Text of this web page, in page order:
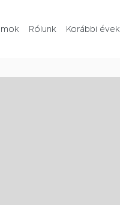
Rólunk Korábbi évek